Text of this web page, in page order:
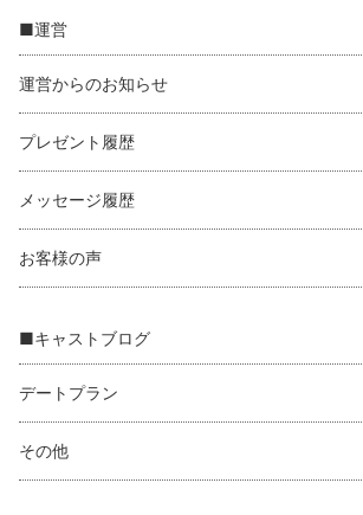
■運営
運営からのお知らせ
プレゼント履歴
メッセージ履歴
お客様の声
■キャストブログ
デートプラン
その他